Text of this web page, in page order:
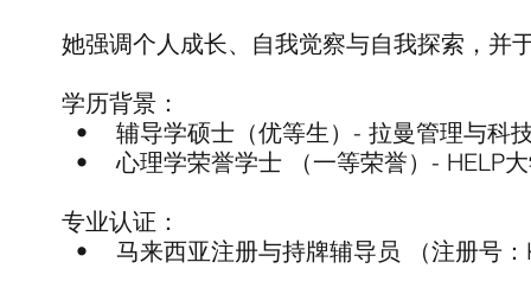
她强调个人成长、自我觉察与自我探索，并
学历背景：
• 辅导学硕士（优等生）- 拉曼管理与科
• 心理学荣誉学士 （一等荣誉）- HELP
专业认证：
• 马来西亚注册与持牌辅导员 （注册号：